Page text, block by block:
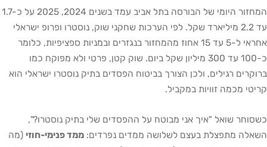
המחזור היומי של הבורסה בתל אביב עמד בשנים 2024, 2025 על כ-1.7
עד 2.2 מיליארד שקל. לפי הערכות שחקני שוק, נוסטרו ופרופ ישראלי
אחראי ל-5 עד 15 אחוז מהמחזור בנגזרים ובמניות ספציפיות, כלומר
כ-100 עד 300 מיליון שקל ביום. שוק קטן, פרטי ולא מפוקח כמו
רגילים, ולכן הצורך בביטוח הפסדים בתיק נוסטרו ישראלי הוא
זוויות במקביל.
שואל "איך אני מבוטח על ההפסדים שלי בתיק נוסטרו?",
מתפצלת בעצם לשלושה ממדים נפרדים:ממד פנימי-חוזי(מה